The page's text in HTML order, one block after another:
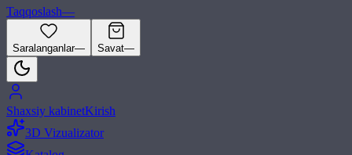
Taqqoslash—
Saralanganlar— Savat—
Shaxsiy kabinetKirish
3D Vizualizator